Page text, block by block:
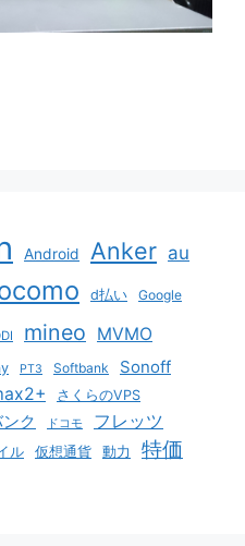
Android Anker au
d払い Google
mineo MVMO
PT3 Softbank Sonoff
さくらのVPS
ク ドコモ フレッツ
ル 仮想通貨 動力 特価